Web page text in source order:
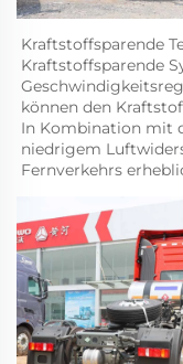
Kraftstoffsparende
Kraftstoffsparende
können den
In Kombination mit
niedrigem
Fernverkehrs